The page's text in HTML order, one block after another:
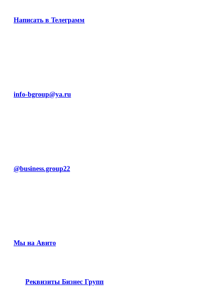
Написать в Телеграмм
info-bgroup@ya.ru
@business.group22
Мы на Авито
Реквизиты Бизнес Групп